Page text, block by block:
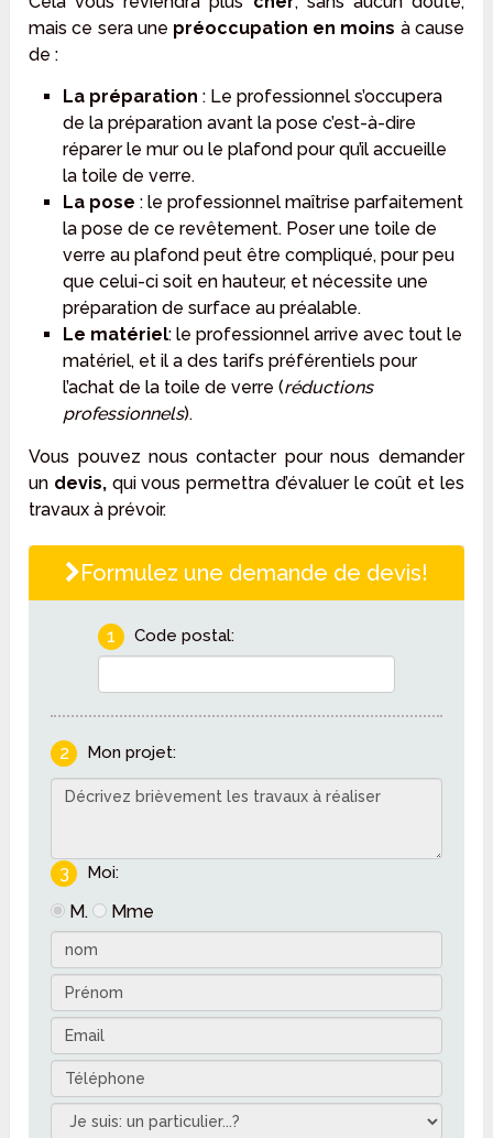
mais ce sera une préoccupation en moins à cause
de :
La préparation : Le professionnel s’occupera
de la préparation avant la pose c’est-à-dire
réparer le mur ou le plafond pour qu’il accueille
la toile de verre.
La pose : le professionnel maîtrise parfaitement
la pose de ce revêtement. Poser une toile de
verre au plafond peut être compliqué, pour peu
que celui-ci soit en hauteur, et nécessite une
préparation de surface au préalable.
Le matériel: le professionnel arrive avec tout le
matériel, et il a des tarifs préférentiels pour
l’achat de la toile de verre (réductions
professionnels).
Vous pouvez nous contacter pour nous demander
un devis,qui vous permettra d’évaluer le coût et les
travaux à prévoir.
Formulez une demande de devis!
1 Code postal:
2 Mon projet:
3 Moi:
M. Mme